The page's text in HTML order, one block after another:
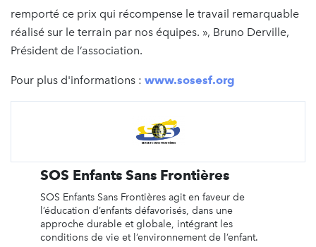
remporté ce prix qui récompense le travail remarquable
réalisé sur le terrain par nos équipes. », Bruno Derville,
Président de l’association.
Pour plus d'informations : www.sosesf.org
SOS Enfants Sans Frontières
SOS Enfants Sans Frontières agit en faveur de
l’éducation d’enfants défavorisés, dans une
approche durable et globale, intégrant les
conditions de vie et l’environnement de l’enfant.